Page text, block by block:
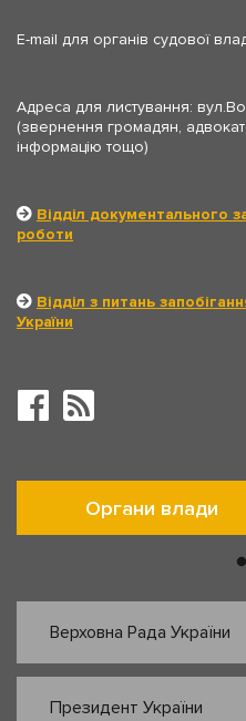
E-mail для органів судової
Адреса для листування:
(звернення громадян,
інформацію тощо)
Відділ документального
роботи
Відділ з питань
України
Органи влади
Верховна Рада України
Президент України